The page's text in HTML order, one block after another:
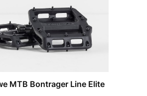
MTB Bontrager Line Elite